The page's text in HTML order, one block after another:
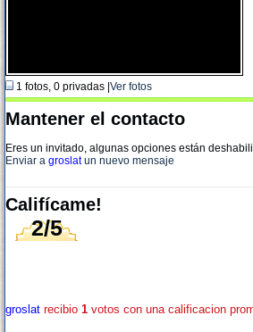
1 fotos, 0 privadas | Ver fotos
Mantener el contacto
Eres un invitado, algunas opciones están
Enviar a groslatun nuevo mensaje
Califícame!
2/5
groslat recibio 1 votos con una calificacion